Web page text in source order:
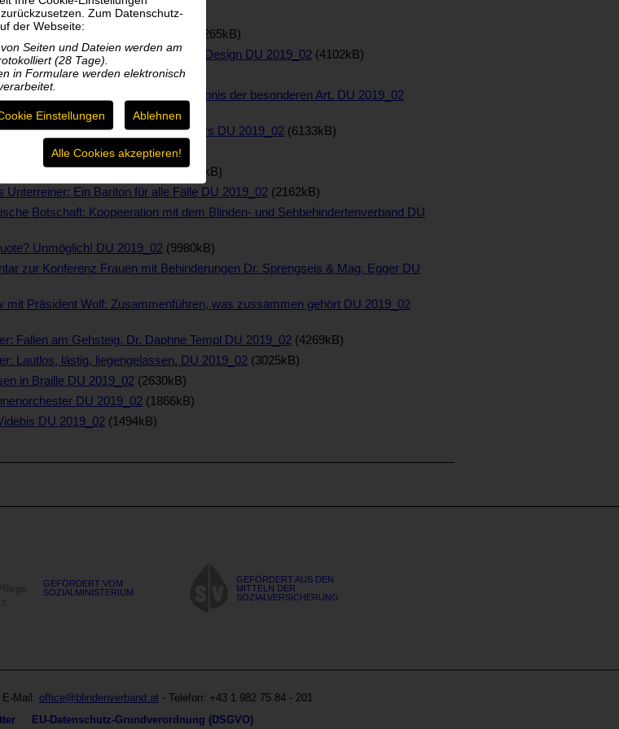
Zum Datenschutz-
der Webseite:
von Seiten und Dateien werden am
(28 Tage).
in Formulare werden elektronisch
Einstellungen Ablehnen
Alle Cookies akzeptieren!
DU 2019_02(654kB)
- Fair Für Alle DU 2019_02
(3265kB)
Haushaltsgeräte: Schönes neues Design DU 2019_02 (4102kB)
DU 2019_02(637kB)
Haushaltsgeräte: Ein Einkaufserlebnis der besonderen Art. DU 2019_02
Übergabe des Zepters DU 2019_02 (6133kB)
2019_02(658kB)
Eine Zeitreise DU 2019_02(6006kB)
Unterreiner: Ein Bariton für alle Fälle DU 2019_02 (2162kB)
Botschaft: Koopeeration mit dem Blinden- und Sehbehindertenverband DU
Unmöglich! DU 2019_02 (9980kB)
zur Konferenz Frauen mit Behinderungen Dr. Sprengseis & Mag. Egger DU
mit Präsident Wolf: Zusammenführen, was zussammen gehört DU 2019_02
Fallen am Gehsteig. Dr. Daphne Templ DU 2019_02 (4269kB)
Lautlos, lästig, liegengelassen. DU 2019_02 (3025kB)
in Braille DU 2019_02 (2630kB)
DU 2019_02 (1866kB)
DU 2019_02 (1494kB)
GEFÖRDERT VOM
SOZIALMINISTERIUM
GEFÖRDERT AUS DEN
MITTELN DER
SOZIALVERSICHERUNG
und
Österreich
E-Mail: office@blindenverband.at - Telefon: +43 1 982 75 84 - 201
EU-Datenschutz-Grundverordnung (DSGVO)